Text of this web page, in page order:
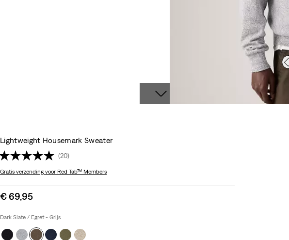
Lightweight Housemark Sweater
(20)
Gratis verzending voor Red Tab™ Members
Sale
is
€ 69,95
Dark Slate / Egret - Grijs